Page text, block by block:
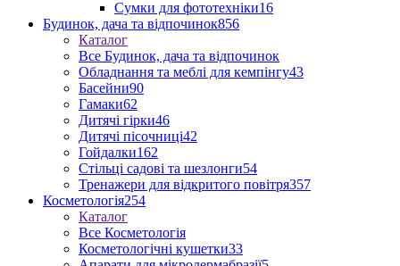
Сумки для фототехніки16
Будинок, дача та відпочинок856
Каталог
Все Будинок, дача та відпочинок
Обладнання та меблі для кемпінгу43
Басейни90
Гамаки62
Дитячі гірки46
Дитячі пісочниці42
Гойдалки162
Стільці садові та шезлонги54
Тренажери для відкритого повітря357
Косметологія254
Каталог
Все Косметологія
Косметологічні кушетки33